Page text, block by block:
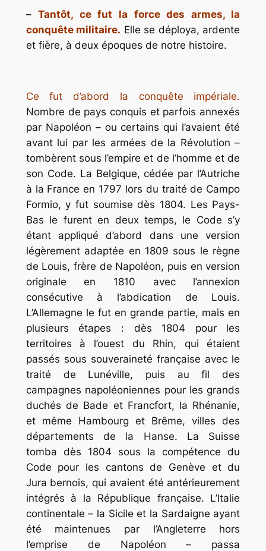
–Tantôt, ce fut la force des armes, la
conquête militaire. Elle se déploya, ardente
et fière, à deux époques de notre histoire.
Ce fut d’abord la conquête impériale.
Nombre de pays conquis et parfois annexés
par Napoléon – ou certains qui l’avaient été
avant lui par les armées de la Révolution –
tombèrent sous l’empire et de l’homme et de
son Code. La Belgique, cédée par l’Autriche
à la France en 1797 lors du traité de Campo
Formio, y fut soumise dès 1804. Les Pays-
Bas le furent en deux temps, le Code s’y
étant appliqué d’abord dans une version
légèrement adaptée en 1809 sous le règne
de Louis, frère de Napoléon, puis en version
originale en 1810 avec l’annexion
consécutive à l’abdication de Louis.
L’Allemagne le fut en grande partie, mais en
plusieurs étapes : dès 1804 pour les
territoires à l’ouest du Rhin, qui étaient
passés sous souveraineté française avec le
traité de Lunéville, puis au fil des
campagnes napoléoniennes pour les grands
duchés de Bade et Francfort, la Rhénanie,
et même Hambourg et Brême, villes des
départements de la Hanse. La Suisse
tomba dès 1804 sous la compétence du
Code pour les cantons de Genève et du
Jura bernois, qui avaient été antérieurement
intégrés à la République française. L’Italie
continentale – la Sicile et la Sardaigne ayant
été maintenues par l’Angleterre hors
l’emprise de Napoléon – passa